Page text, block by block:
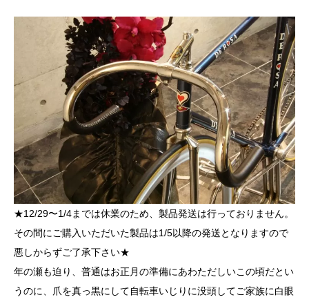
★12/29〜1/4までは休業のため、製品発送は行っておりません。
その間にご購入いただいた製品は1/5以降の発送となりますので
悪しからずご了承下さい★
年の瀬も迫り、普通はお正月の準備にあわただしいこの頃だとい
うのに、爪を真っ黒にして自転車いじりに没頭してご家族に白眼